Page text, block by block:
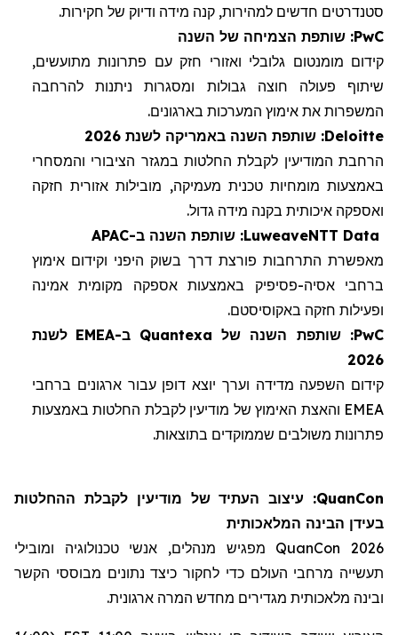
סטנדרטים חדשים למהירות, קנה מידה ודיוק של חקירות.
PwC: שותפת הצמיחה של השנה
קידום מומנטום גלובלי ואזורי חזקעם פתרונות מתועשים,
שיתוף פעולה חוצה גבולות ומסגרות ניתנות להרחבה
המשפרות את אימוץ המערכות בארגונים.
Deloitte: שותפת השנה באמריקה לשנת 2026
הרחבת המודיעין לקבלת החלטות במגזר הציבורי והמסחרי
באמצעות מומחיות טכנית מעמיקה, מובילות אזורית חזקה
ואספקה איכותית בקנה מידה גדול.
NTT Data
Luweave: שותפת השנה ב-
APAC
מאפשרת התרחבות פורצת דרך בשוק היפני וקידום אימוץ
ברחבי אסיה-פסיפיק באמצעות אספקה מקומית אמינה
ופעילות חזקה באקוסיסטם.
PwC: שותפת השנה של Quantexa ב-EMEA לשנת
2026
קידום השפעה מדידה וערך יוצא דופן עבור ארגונים ברחבי
EMEA והאצת האימוץ של מודיעין לקבלת החלטות באמצעות
פתרונות משולבים שממוקדים בתוצאות.
QuanCon: עיצוב העתידשל מודיעין לקבלת ההחלטות
בעידן הבינה המלאכותית
QuanCon 2026 מפגיש מנהלים, אנשי טכנולוגיה ומובילי
תעשייה מרחבי העולם כדי לחקור כיצד נתונים מבוססי הקשר
ובינה מלאכותית מגדירים מחדש המרה ארגונית.